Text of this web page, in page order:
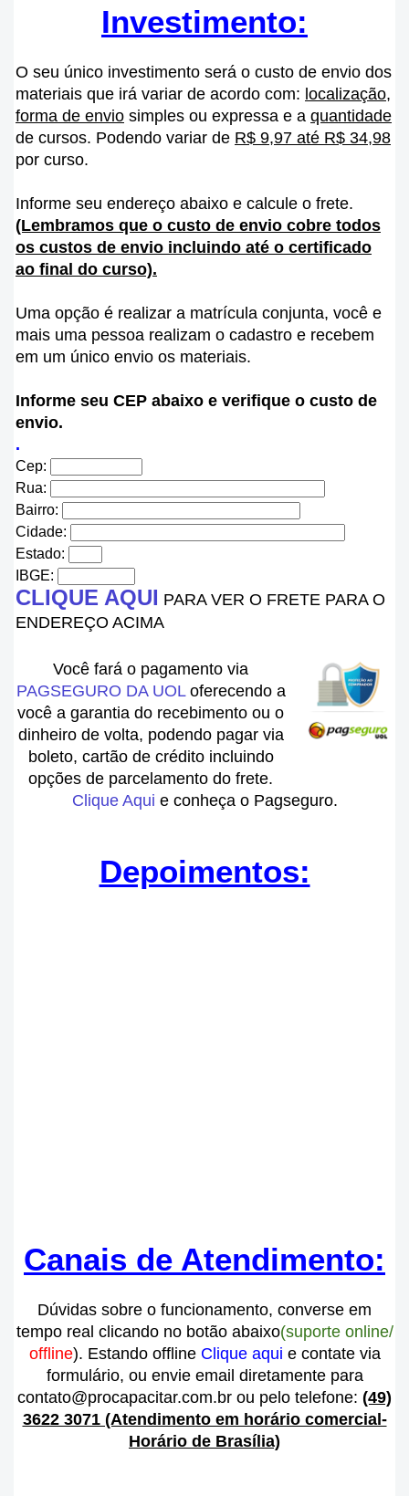
Investimento:
O seu único investimento será o custo de envio dos
materiais que irá variar de acordo com: localização,
forma de envio simples ou expressa e a quantidade
de cursos. Podendo variar de R$ 9,97 até R$ 34,98
por curso.
Informe seu endereço abaixo e calcule o frete.
(Lembramos que o custo de envio cobre todos
os custos de envio incluindo até o certificado
ao final do curso).
Uma opção é realizar a matrícula conjunta, você e
mais uma pessoa realizam o cadastro e recebem
em um único envio os materiais.
Informe seu CEP abaixo e verifique o custo de
envio.
.
Cep:
Rua:
Bairro:
Cidade:
Estado:
IBGE:
CLIQUE AQUI PARA VER O FRETE PARA O
ENDEREÇO ACIMA
Você fará o pagamento via
PAGSEGURO DA UOLoferecendo a
você a garantia do recebimento ou o
dinheiro de volta, podendo pagar via
boleto, cartão de crédito incluindo
opções de parcelamento do frete.
Clique Aqui e conheça o Pagseguro.
Depoimentos:
Canais de Atendimento:
Dúvidas sobre o funcionamento, converse em
tempo real clicando no botão abaixo(suporte online/
offline). Estando offline Clique aqui e contate via
formulário, ou envie email diretamente para
contato@procapacitar.com.br ou pelo telefone: (49)
3622 3071 (Atendimento em horário comercial-
Horário de Brasília)